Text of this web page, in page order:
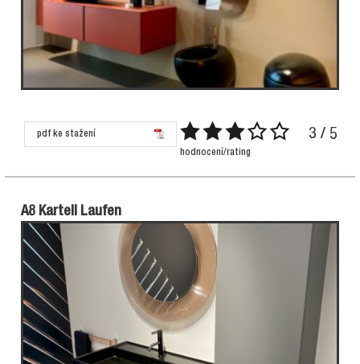
pdf ke stažení 3 / 5
hodnocení/rating
A8 Kartell Laufen